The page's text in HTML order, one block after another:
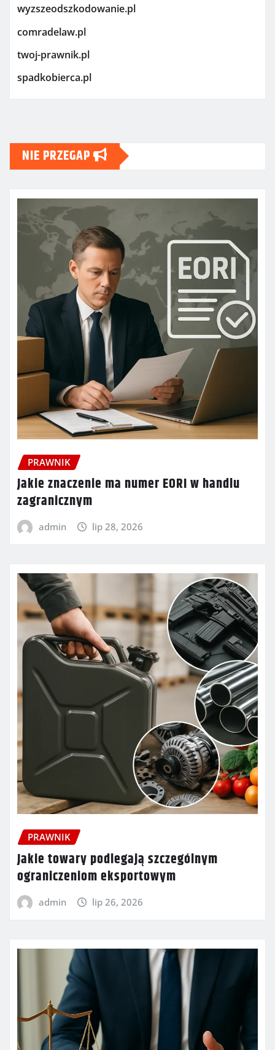
wyzszeodszkodowanie.pl
comradelaw.pl
twoj-prawnik.pl
spadkobierca.pl
NIE PRZEGAP
PRAWNIK
Jakie znaczenie ma numer EORI w handlu
zagranicznym
admin lip 28, 2026
PRAWNIK
Jakie towary podlegają szczególnym
ograniczeniom eksportowym
admin lip 26, 2026